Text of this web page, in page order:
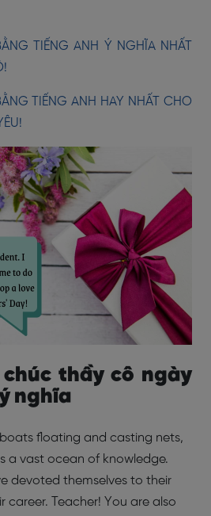
TIẾNG ANH Ý NGHĨA NHẤT
TIẾNG ANH HAY NHẤT CHO
thầy cô ngày
nghĩa
floating and casting nets,
a vast ocean of knowledge.
devoted themselves to their
career. Teacher! You are also